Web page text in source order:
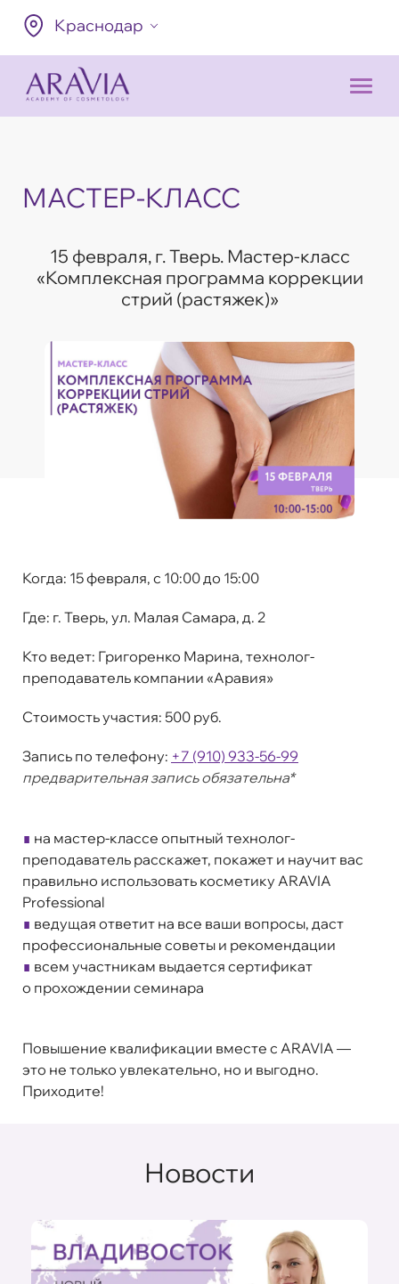
Краснодар
МАСТЕР-КЛАСС
15 февраля, г. Тверь. Мастер-класс
«Комплексная программа коррекции
стрий (растяжек)»
Когда: 15 февраля, c 10:00 до 15:00
Где: г. Тверь, ул. Малая Самара, д. 2
Кто ведет: Григоренко Марина, технолог-
преподаватель компании «Аравия»
Стоимость участия: 500 руб.
Запись по телефону: +7 (910) 933-56-99
предварительная запись обязательна*
∎ на мастер-классе опытный технолог-
преподаватель расскажет, покажет и научит вас
правильно использовать косметику ARAVIA
Professional
∎ ведущая ответит на все ваши вопросы, даст
профессиональные советы и рекомендации
∎ всем участникам выдается сертификат
о прохождении семинара
Повышение квалификации вместе с ARAVIA —
это не только увлекательно, но и выгодно.
Приходите!
Новости